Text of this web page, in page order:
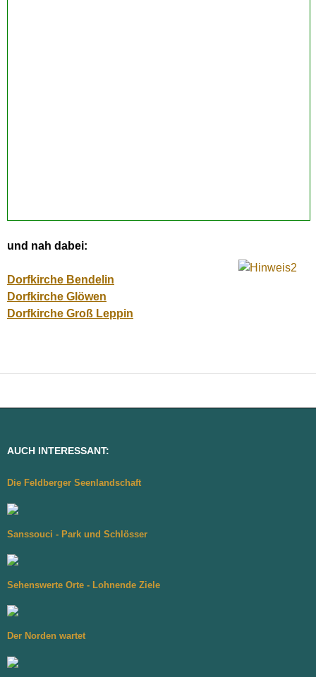
und nah dabei:
Dorfkirche Bendelin
Dorfkirche Glöwen
Dorfkirche Groß Leppin
AUCH INTERESSANT:
Die Feldberger Seenlandschaft
Sanssouci - Park und Schlösser
Sehenswerte Orte - Lohnende Ziele
Der Norden wartet